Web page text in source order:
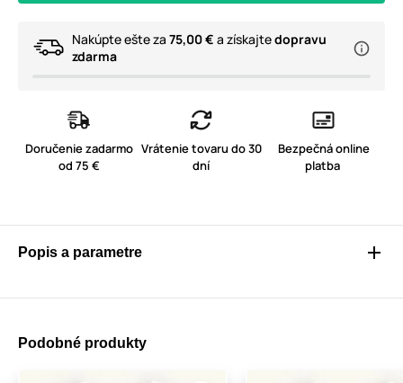
Nakúpte ešte za 75,00 € a získajtedopravu
zdarma
Doručenie zadarmo
od 75 €
Vrátenie tovaru do 30
dní
Bezpečná online
platba
Popis a parametre
Podobné produkty